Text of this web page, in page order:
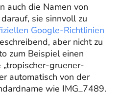
auch die Namen von
sie sinnvoll zu
Google-Richtlinien
aber nicht zu
zum Beispiel einen
gruener-
automatisch von der
wie IMG_7489.